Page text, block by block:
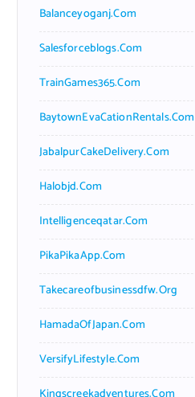
Balanceyoganj.com
Salesforceblogs.com
TrainGames365.com
BaytownEvaCationRentals.com
JabalpurCakeDelivery.com
Halobjd.com
Intelligenceqatar.com
PikaPikaApp.com
Takecareofbusinessdfw.org
HamadaOfJapan.com
VersifyLifestyle.com